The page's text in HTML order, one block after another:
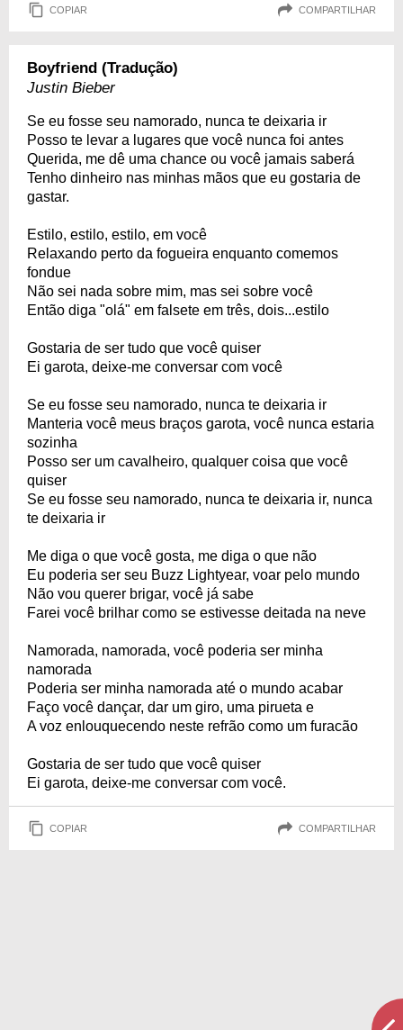
COPIAR COMPARTILHAR
Boyfriend (Tradução)
Justin Bieber
Se eu fosse seu namorado, nunca te deixaria ir
Posso te levar a lugares que você nunca foi antes
Querida, me dê uma chance ou você jamais saberá
Tenho dinheiro nas minhas mãos que eu gostaria de
gastar.
Estilo, estilo, estilo, em você
Relaxando perto da fogueira enquanto comemos
fondue
Não sei nada sobre mim, mas sei sobre você
Então diga "olá" em falsete em três, dois...estilo
Gostaria de ser tudo que você quiser
Ei garota, deixe-me conversar com você
Se eu fosse seu namorado, nunca te deixaria ir
Manteria você meus braços garota, você nunca estaria
sozinha
Posso ser um cavalheiro, qualquer coisa que você
quiser
Se eu fosse seu namorado, nunca te deixaria ir, nunca
te deixaria ir
Me diga o que você gosta, me diga o que não
Eu poderia ser seu Buzz Lightyear, voar pelo mundo
Não vou querer brigar, você já sabe
Farei você brilhar como se estivesse deitada na neve
Namorada, namorada, você poderia ser minha
namorada
Poderia ser minha namorada até o mundo acabar
Faço você dançar, dar um giro, uma pirueta e
A voz enlouquecendo neste refrão como um furacão
Gostaria de ser tudo que você quiser
Ei garota, deixe-me conversar com você.
COPIAR COMPARTILHAR